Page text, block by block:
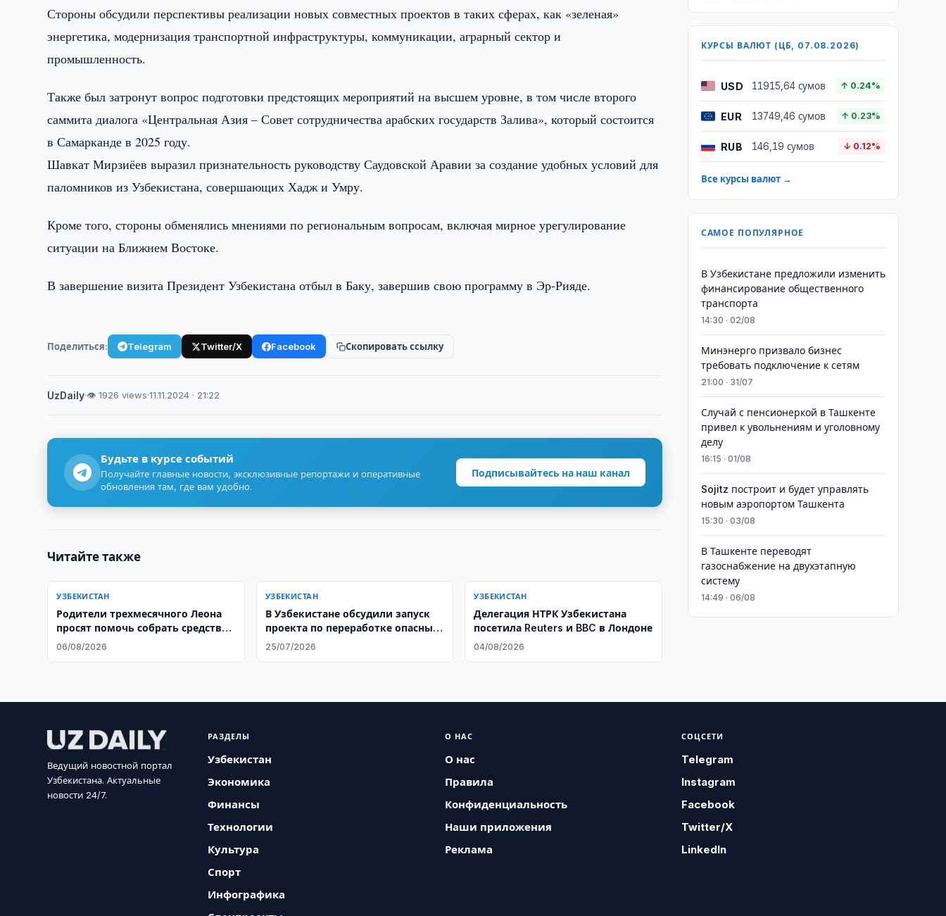
Стороны обсудили перспективы реализации новых совместных проектов в таких сферах, как «зеленая»
энергетика, модернизация транспортной инфраструктуры, коммуникации, аграрный сектор и
промышленность.
Также был затронут вопрос подготовки предстоящих мероприятий на высшем уровне, в том числе второго
саммита диалога «Центральная Азия – Совет сотрудничества арабских государств Залива», который состоится
в Самарканде в 2025 году.
Шавкат Мирзиёев выразил признательность руководству Саудовской Аравии за создание удобных условий для
паломников из Узбекистана, совершающих Хадж и Умру.
Кроме того, стороны обменялись мнениями по региональным вопросам, включая мирное урегулирование
ситуации на Ближнем Востоке.
В завершение визита Президент Узбекистана отбыл в Баку, завершив свою программу в Эр-Рияде.
Поделиться: Telegram Twitter/X Facebook Скопировать ссылку
UzDaily·👁 1926 views·11.11.2024 · 21:22
Будьте в курсе событий
Получайте главные новости, эксклюзивные репортажи и оперативные
обновления там, где вам удобно.
Подписывайтесь на наш канал
Читайте также
УЗБЕКИСТАН
Родители трехмесячного Леона
просят помочь собрать средства
на лечение
06/08/2026
УЗБЕКИСТАН
В Узбекистане обсудили запуск
проекта по переработке опасных
отходов
25/07/2026
УЗБЕКИСТАН
Делегация НТРК Узбекистана
посетила Reuters и BBC в Лондоне
04/08/2026
КУРСЫ ВАЛЮТ (ЦБ, 07.08.2026)
USD 11915,64 сумов ↑ 0.24%
EUR 13749,46 сумов ↑ 0.23%
RUB 146,19 сумов ↓ 0.12%
Все курсы валют →
САМОЕ ПОПУЛЯРНОЕ
В Узбекистане предложили изменить
финансирование общественного
транспорта
14:30 · 02/08
Минэнерго призвало бизнес
требовать подключение к сетям
21:00 · 31/07
Случай с пенсионеркой в Ташкенте
привел к увольнениям и уголовному
делу
16:15 · 01/08
Sojitz построит и будет управлять
новым аэропортом Ташкента
15:30 · 03/08
В Ташкенте переводят
газоснабжение на двухэтапную
систему
14:49 · 06/08
Ведущий новостной портал
Узбекистана. Актуальные
новости 24/7.
РАЗДЕЛЫ
Узбекистан
Экономика
Финансы
Технологии
Культура
Спорт
Инфографика
О НАС
О нас
Правила
Конфиденциальность
Наши приложения
Реклама
СОЦСЕТИ
Telegram
Instagram
Facebook
Twitter/X
LinkedIn